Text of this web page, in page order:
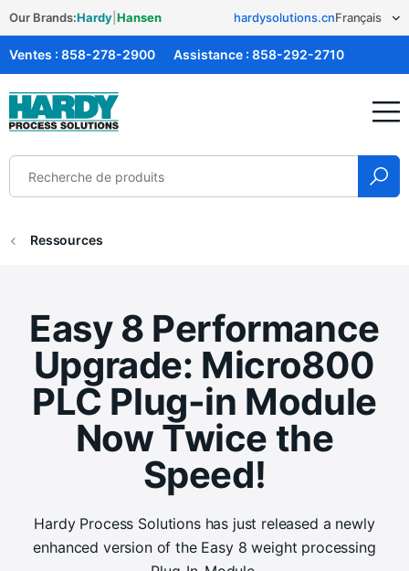
Our Brands:Hardy Hansen hardysolutions.cn
Ventes : 858-278-2900 Assistance : 858-292-2710
Solutions Hardy
Ressources
Easy 8 Performance
Upgrade: Micro800
PLC Plug-in Module
Now Twice the
Speed!
Hardy Process Solutions has just released a newly
enhanced version of the Easy 8 weight processing